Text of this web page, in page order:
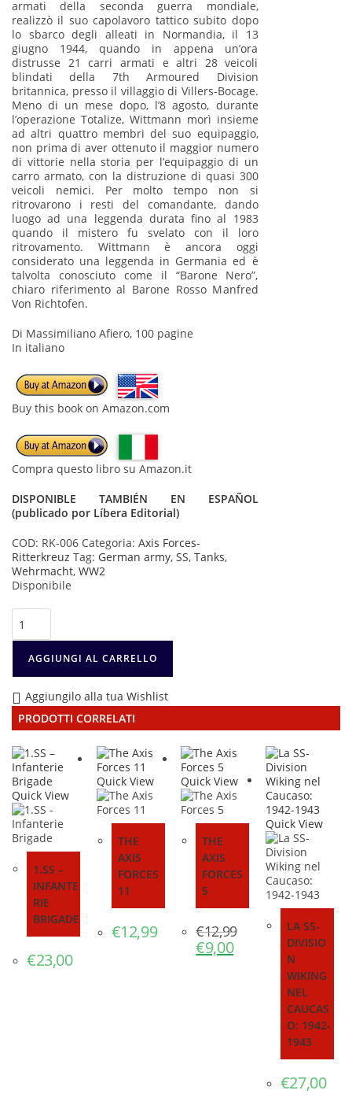
armati della seconda guerra mondiale,
realizzò il suo capolavoro tattico subito dopo
lo sbarco degli alleati in Normandia, il 13
giugno 1944, quando in appena un’ora
distrusse 21 carri armati e altri 28 veicoli
blindati della 7th Armoured Division
britannica, presso il villaggio di Villers-Bocage.
Meno di un mese dopo, l’8 agosto, durante
l’operazione Totalize, Wittmann morì insieme
ad altri quattro membri del suo equipaggio,
non prima di aver ottenuto il maggior numero
di vittorie nella storia per l’equipaggio di un
carro armato, con la distruzione di quasi 300
veicoli nemici. Per molto tempo non si
ritrovarono i resti del comandante, dando
luogo ad una leggenda durata fino al 1983
quando il mistero fu svelato con il loro
ritrovamento. Wittmann è ancora oggi
considerato una leggenda in Germania ed è
talvolta conosciuto come il “Barone Nero”,
chiaro riferimento al Barone Rosso Manfred
Von Richtofen.
Di Massimiliano Afiero, 100 pagine
In italiano
Buy this book on Amazon.com
Compra questo libro su Amazon.it
DISPONIBLE TAMBIÉN EN ESPAÑOL
(publicado por Líbera Editorial)
COD: RK-006 Categoria: Axis Forces-
Ritterkreuz Tag: German army, SS, Tanks,
Wehrmacht, WW2
Disponibile
Michael
Wittmann
quantità
AGGIUNGI AL CARRELLO
Aggiungilo alla tua Wishlist
PRODOTTI CORRELATI
Quick View
1.SS –
INFANTE
RIE
BRIGADE
€23,00
Quick View
THE
AXIS
FORCES
11
€12,99
Quick View
THE
AXIS
FORCES
5
€12,99
Il
prezzo
€9,00Il
prezzo
Quick View
LA SS-
DIVISIO
N
WIKING
NEL
CAUCAS
O: 1942-
1943
€27,00